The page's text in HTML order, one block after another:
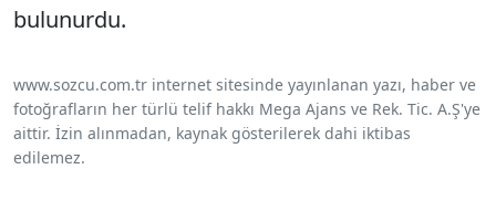
bulunurdu.
www.sozcu.com.tr internet sitesinde yayınlanan yazı, haber ve
fotoğrafların her türlü telif hakkı Mega Ajans ve Rek. Tic. A.Ş'ye
aittir. İzin alınmadan, kaynak gösterilerek dahi iktibas
edilemez.